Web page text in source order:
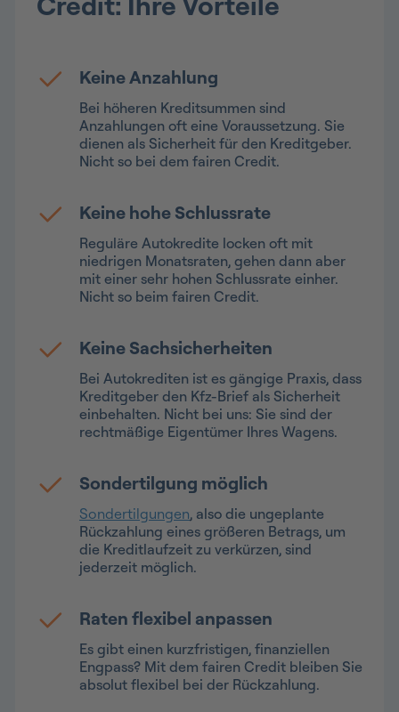
Keine Anzahlung
Bei höheren Kreditsummen sind
Anzahlungen oft eine Voraussetzung. Sie
dienen als Sicherheit für den Kreditgeber.
Nicht so bei dem fairen Credit.
Keine hohe Schlussrate
Reguläre Autokredite locken oft mit
niedrigen Monatsraten, gehen dann aber
mit einer sehr hohen Schlussrate einher.
Nicht so beim fairen Credit.
Keine Sachsicherheiten
Bei Autokrediten ist es gängige Praxis, dass
Kreditgeber den Kfz-Brief als Sicherheit
einbehalten. Nicht bei uns: Sie sind der
rechtmäßige Eigentümer Ihres Wagens.
Sondertilgung möglich
Sondertilgungen, also die ungeplante
Rückzahlung eines größeren Betrags, um
die Kreditlaufzeit zu verkürzen, sind
jederzeit möglich.
Raten flexibel anpassen
Es gibt einen kurzfristigen, finanziellen
Engpass? Mit dem fairen Credit bleiben Sie
absolut flexibel bei der Rückzahlung.